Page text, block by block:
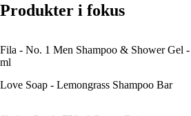
Produkter i fokus
Fila - No. 1 Men Shampoo & Shower Gel
ml
Love Soap - Lemongrass Shampoo Bar